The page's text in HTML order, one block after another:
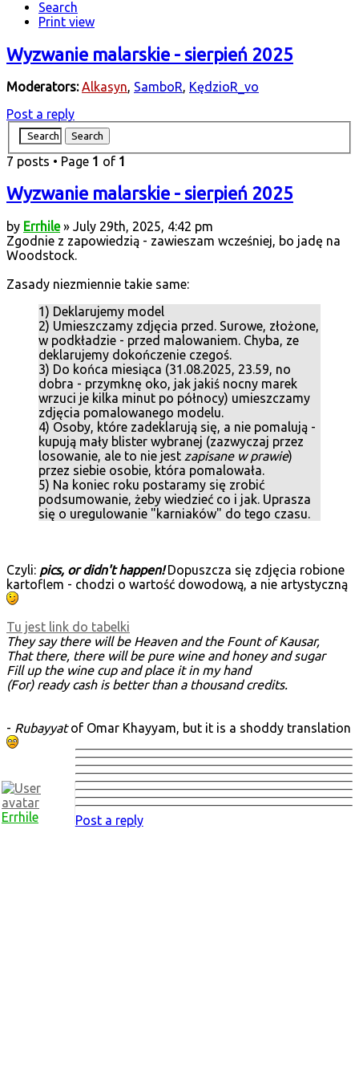
Search
Print view
Wyzwanie malarskie - sierpień 2025
Moderators: Alkasyn, SamboR, KędzioR_vo
Post a reply
7 posts • Page 1 of 1
Wyzwanie malarskie - sierpień 2025
by Errhile» July 29th, 2025, 4:42 pm
Zgodnie z zapowiedzią - zawieszam wcześniej, bo jadę na
Woodstock.
Zasady niezmiennie takie same:
1) Deklarujemy model
2) Umieszczamy zdjęcia przed. Surowe, złożone,
w podkładzie - przed malowaniem. Chyba, ze
deklarujemy dokończenie czegoś.
3) Do końca miesiąca (31.08.2025, 23.59, no
dobra - przymknę oko, jak jakiś nocny marek
wrzuci je kilka minut po północy) umieszczamy
zdjęcia pomalowanego modelu.
4) Osoby, które zadeklarują się, a nie pomalują -
kupują mały blister wybranej (zazwyczaj przez
losowanie, ale to nie jest zapisane w prawie)
przez siebie osobie, która pomalowała.
5) Na koniec roku postaramy się zrobić
podsumowanie, żeby wiedzieć co i jak. Uprasza
się o uregulowanie "karniaków" do tego czasu.
Czyli: pics, or didn't happen!Dopuszcza się zdjęcia robione
kartoflem - chodzi o wartość dowodową, a nie artystyczną
Tu jest link do tabelki
They say there will be Heaven and the Fount of Kausar,
That there, there will be pure wine and honey and sugar
Fill up the wine cup and place it in my hand
(For) ready cash is better than a thousand credits.
- Rubayyatof Omar Khayyam, but it is a shoddy translation
Errhile Post a reply